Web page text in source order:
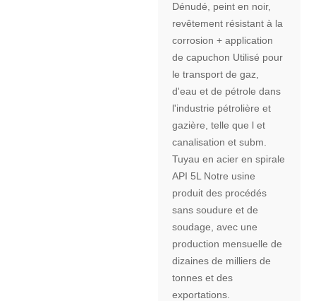
Dénudé, peint en noir,
revêtement résistant à la
corrosion + application
de capuchon Utilisé pour
le transport de gaz,
d'eau et de pétrole dans
l'industrie pétrolière et
gazière, telle que l et
canalisation et subm.
Tuyau en acier en spirale
API 5L Notre usine
produit des procédés
sans soudure et de
soudage, avec une
production mensuelle de
dizaines de milliers de
tonnes et des
exportations.